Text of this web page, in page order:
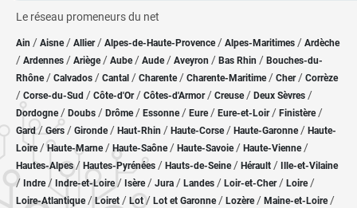
Le réseau promeneurs du net
Ain / Aisne/ Allier/ Alpes-de-Haute-Provence / Alpes-Maritimes / Ardèche
/ Ardennes / Ariège/ Aube/ Aude / Aveyron / Bas Rhin / Bouches-du-
Rhône/ Calvados / Cantal / Charente / Charente-Maritime/ Cher / Corrèze
/ Corse-du-Sud / Côte-d'Or / Côtes-d'Armor/ Creuse/ Deux Sèvres /
Dordogne/ Doubs / Drôme/ Essonne / Eure/ Eure-et-Loir / Finistère/
Gard/Gers / Gironde/ Haut-Rhin / Haute-Corse/ Haute-Garonne/ Haute-
Loire/Haute-Marne/ Haute-Saône/ Haute-Savoie/ Haute-Vienne/
Hautes-Alpes/ Hautes-Pyrénées / Hauts-de-Seine/ Hérault / Ille-et-Vilaine
/ Indre/ Indre-et-Loire/ Isère/ Jura / Landes / Loir-et-Cher/ Loire/
Loire-Atlantique/ Loiret / Lot/ Lot et Garonne/ Lozère / Maine-et-Loire/